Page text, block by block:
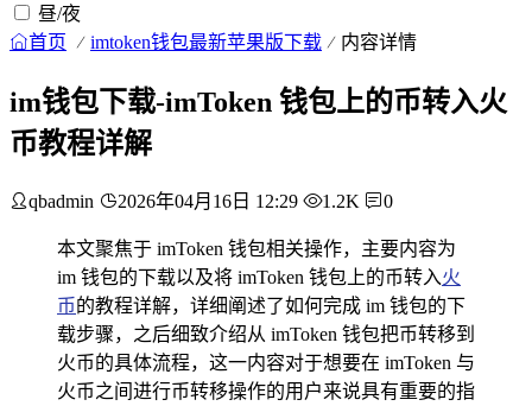
昼/夜
首页 imtoken钱包最新苹果版下载 内容详情
im钱包下载-imToken 钱包上的币转入火
币教程详解
qbadmin 2026年04月16日 12:29 1.2K 0
本文聚焦于 imToken 钱包相关操作，主要内容为
im 钱包的下载以及将 imToken 钱包上的币转入火
币的教程详解，详细阐述了如何完成 im 钱包的下
载步骤，之后细致介绍从 imToken 钱包把币转移到
火币的具体流程，这一内容对于想要在 imToken 与
火币之间进行币转移操作的用户来说具有重要的指